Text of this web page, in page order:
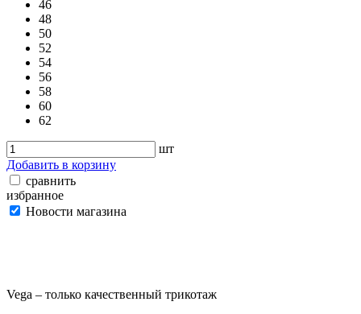
46
48
50
52
54
56
58
60
62
шт
Добавить в корзину
сравнить
избранное
Новости магазина
Vega – только качественный трикотаж